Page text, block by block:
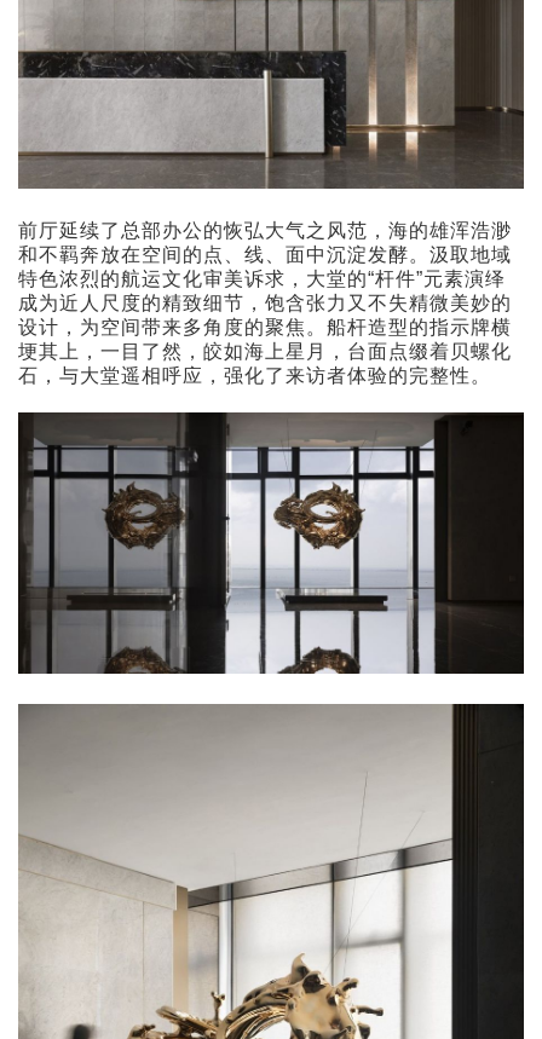
前厅延续了总部办公的恢弘大气之风范，海的雄浑浩渺
和不羁奔放在空间的点、线、面中沉淀发酵。汲取地域
特色浓烈的航运文化审美诉求，大堂的“杆件”元素演绎
成为近人尺度的精致细节，饱含张力又不失精微美妙的
设计，为空间带来多角度的聚焦。船杆造型的指示牌横
埂其上，一目了然，皎如海上星月，台面点缀着贝螺化
石，与大堂遥相呼应，强化了来访者体验的完整性。